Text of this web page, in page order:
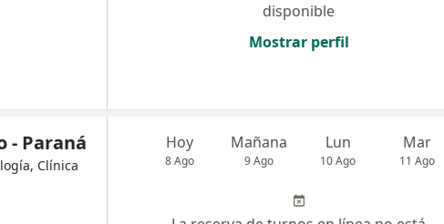
disponible
Mostrar perfil
- Paraná
Clínica
Hoy
8 Ago
Mañana
9 Ago
Lun
10 Ago
Mar
11 Ago